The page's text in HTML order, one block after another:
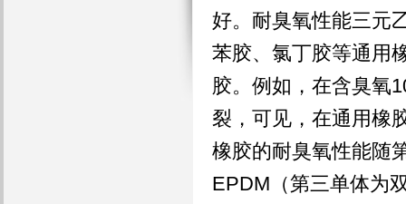
好。耐臭氧性能三元
苯胶、氯丁胶等通用
胶。例如，在含臭氧
裂，可见，在通用橡
橡胶的耐臭氧性能随
EPDM（第三单体为